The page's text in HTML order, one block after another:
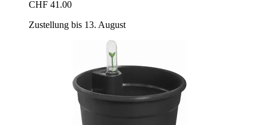
CHF 41.00
Zustellung bis 13. August